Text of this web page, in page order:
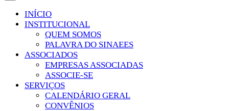
INÍCIO
INSTITUCIONAL
QUEM SOMOS
PALAVRA DO SINAEES
ASSOCIADOS
EMPRESAS ASSOCIADAS
ASSOCIE-SE
SERVIÇOS
CALENDÁRIO GERAL
CONVÊNIOS